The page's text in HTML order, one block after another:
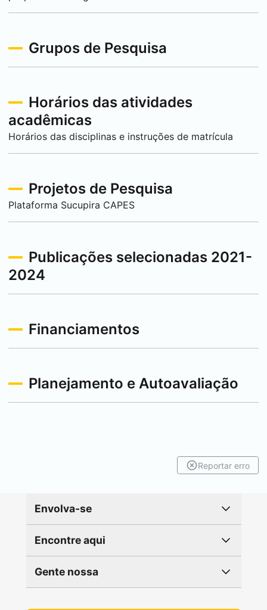
Grupos de Pesquisa
Horários das atividades
acadêmicas
Horários das disciplinas e instruções de matrícula
Projetos de Pesquisa
Plataforma Sucupira CAPES
Publicações selecionadas 2021-
2024
Financiamentos
Planejamento e Autoavaliação
Reportar erro
Envolva-se
Encontre aqui
Gente nossa